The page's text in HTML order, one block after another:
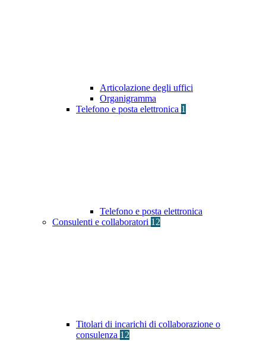
Articolazione degli uffici
Organigramma
Telefono e posta elettronica 1
Telefono e posta elettronica
Consulenti e collaboratori 12
Titolari di incarichi di collaborazione o
consulenza 12